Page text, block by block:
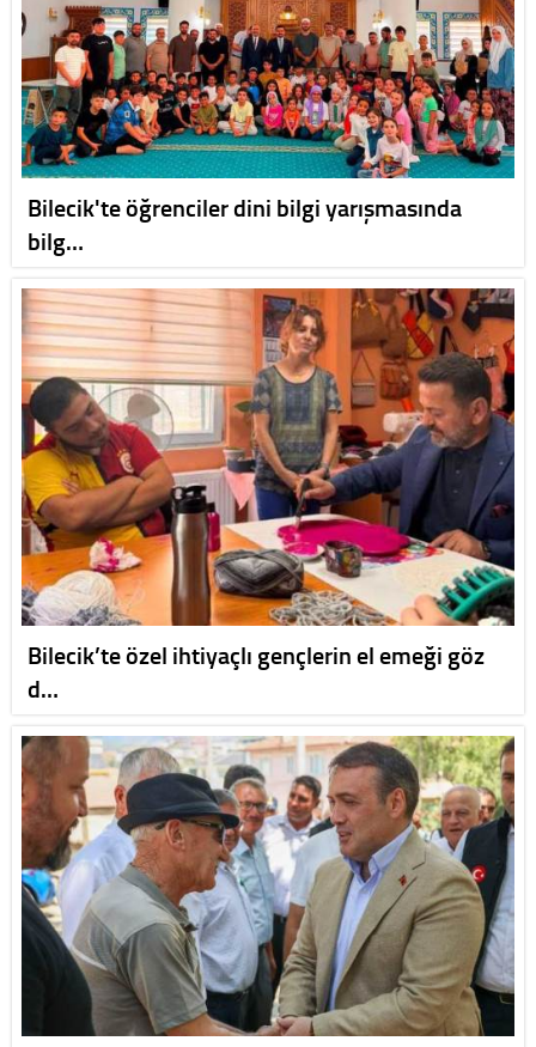
Bilecik'te öğrenciler dini bilgi yarışmasında
bilg…
Bilecik’te özel ihtiyaçlı gençlerin el emeği göz
d…